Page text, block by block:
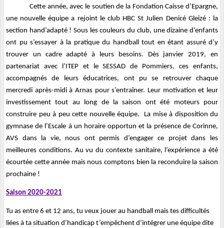
Cette année, avec le soutien de la Fondation Caisse d’Epargne,
une nouvelle équipe a rejoint le club HBC St Julien Denicé Gleizé : la
section hand’adapté ! Sous les couleurs du club, une dizaine d’enfants
ont pu s’essayer à la pratique du handball tout en étant assuré d’y
trouver un cadre adapté à leurs besoins. Dès janvier 2019, en
partenariat avec l’ITEP et le SESSAD de Pommiers, ces enfants,
accompagnés de leurs éducatrices, ont pu se retrouver chaque
mercredi après-midi à Arnas pour s’entraîner. Leur motivation et leur
investissement tout au long de la saison ont été moteurs pour
construire peu à peu cette nouvelle équipe. La mise à disposition du
gymnase de l’Escale à un horaire opportun et la présence de Corinne,
AVS dans la vie, nous ont permis d’engager ce projet dans les
meilleures conditions. Au vu du contexte sanitaire, l’expérience a été
écourtée cette année mais nous comptons bien la reconduire la saison
prochaine !
Saison 2020-2021
Tu as entre 6 et 12 ans, tu veux jouer au handball mais tes difficultés
liées à ta situation d’handicap t’empêchent d’intégrer une équipe dite